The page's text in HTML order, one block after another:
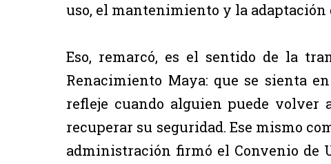
uso, el mantenimiento y la adaptación
Eso, remarcó, es el sentido de la
Renacimiento Maya: que se sienta
refleje cuando alguien puede volver
recuperar su seguridad. Ese mismo
administración firmó el Convenio de